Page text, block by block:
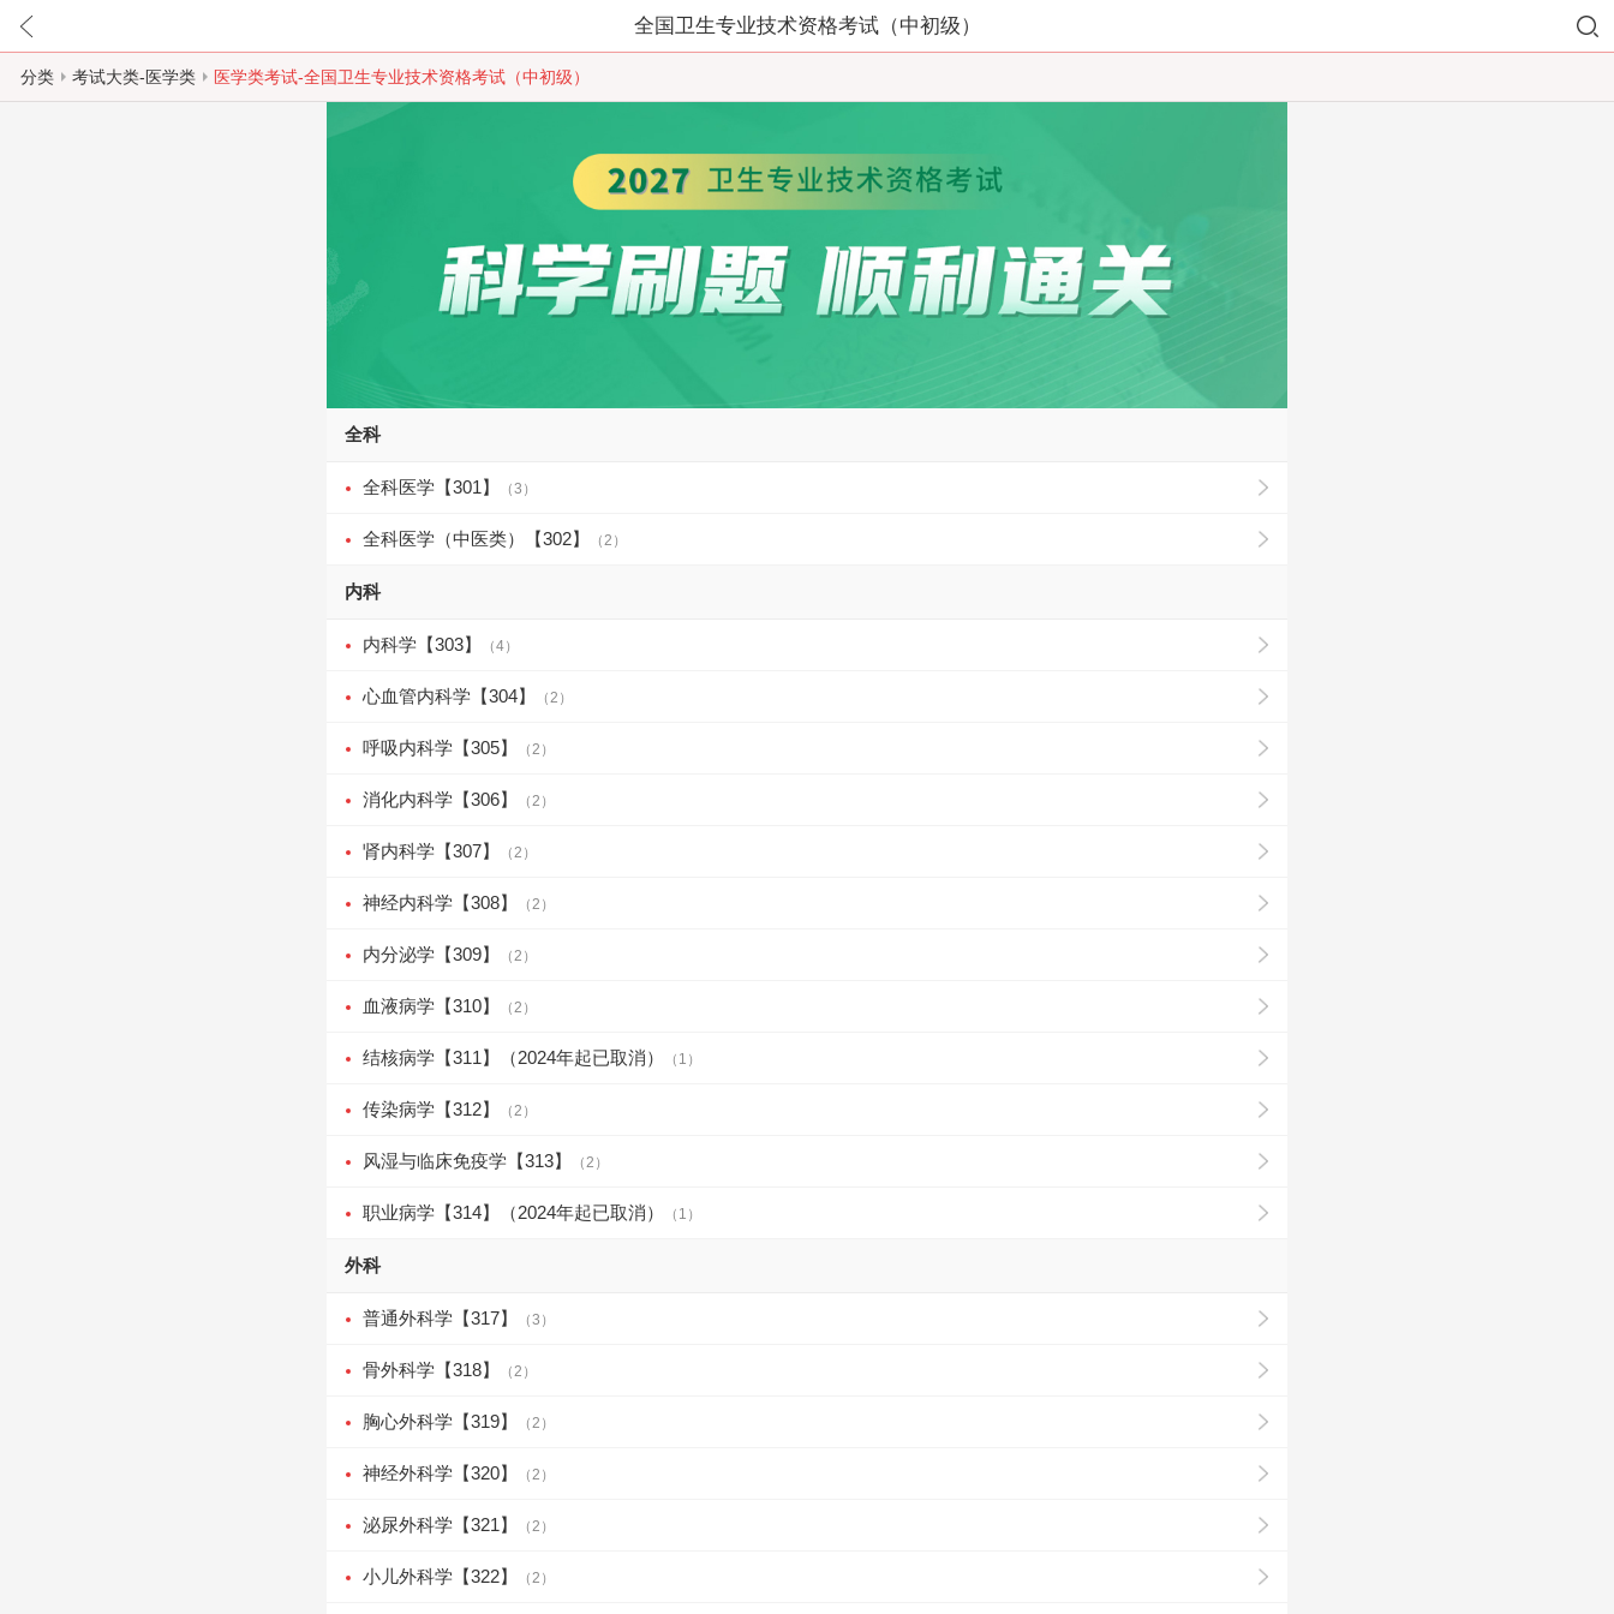
全国卫生专业技术资格考试（中初级）
分类 考试大类-医学类 医学类考试-全国卫生专业技术资格考试（中初级）
全科
全科医学【301】 （3）
全科医学（中医类）【302】 （2）
内科
内科学【303】 （4）
心血管内科学【304】 （2）
呼吸内科学【305】 （2）
消化内科学【306】 （2）
肾内科学【307】 （2）
神经内科学【308】 （2）
内分泌学【309】 （2）
血液病学【310】 （2）
结核病学【311】（2024年起已取消） （1）
传染病学【312】 （2）
风湿与临床免疫学【313】 （2）
职业病学【314】（2024年起已取消） （1）
外科
普通外科学【317】 （3）
骨外科学【318】 （2）
胸心外科学【319】 （2）
神经外科学【320】 （2）
泌尿外科学【321】 （2）
小儿外科学【322】 （2）